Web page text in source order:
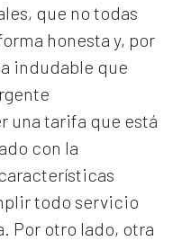
que no todas
honesta y, por
indudable que
una tarifa que está
con la
todo servicio
Por otro lado, otra